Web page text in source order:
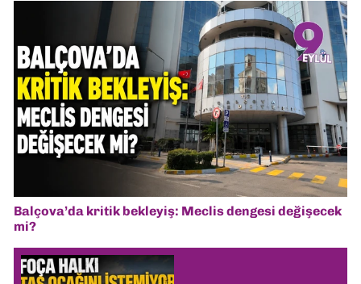
Balçova’da kritik bekleyiş: Meclis dengesi değişecek
mi?